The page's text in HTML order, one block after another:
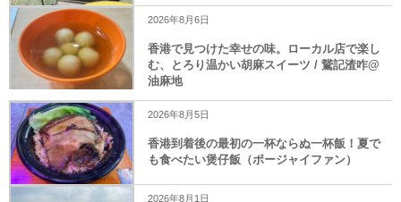
2026年8月6日
香港で見つけた幸せの味。ローカル店で楽し
む、とろり温かい胡麻スイーツ / 鵞記渣咋@
油麻地
2026年8月5日
香港到着後の最初の一杯ならぬ一杯飯！夏で
も食べたい煲仔飯（ポージャイファン）
2026年8月1日